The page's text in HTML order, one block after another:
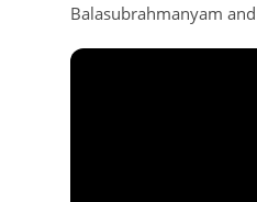
Balasubrahmanyam and